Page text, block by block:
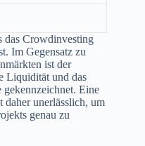
das Crowdinvesting
Im Gegensatz zu
ist der
Liquidität und das
Eine
daher unerlässlich, um
genau zu